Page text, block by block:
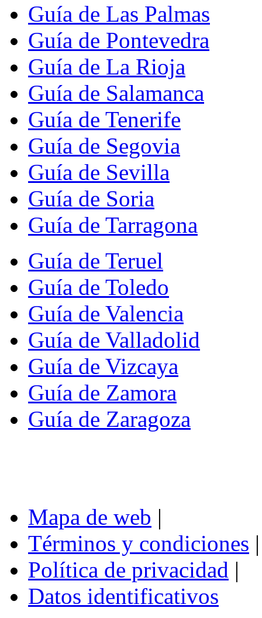
Guía de Las Palmas
Guía de Pontevedra
Guía de La Rioja
Guía de Salamanca
Guía de Tenerife
Guía de Segovia
Guía de Sevilla
Guía de Soria
Guía de Tarragona
Guía de Teruel
Guía de Toledo
Guía de Valencia
Guía de Valladolid
Guía de Vizcaya
Guía de Zamora
Guía de Zaragoza
Mapa de web |
Términos y condiciones |
Política de privacidad |
Datos identificativos